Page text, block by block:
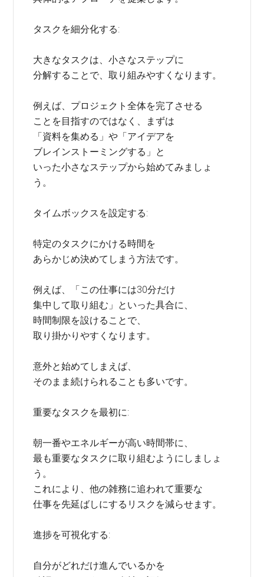
タスクを細分化する:
大きなタスクは、小さなステップに
分解することで、取り組みやすくなります。
例えば、プロジェクト全体を完了させる
ことを目指すのではなく、まずは
「資料を集める」や「アイデアを
ブレインストーミングする」と
いった小さなステップから始めてみましょ
う。
タイムボックスを設定する:
特定のタスクにかける時間を
あらかじめ決めてしまう方法です。
例えば、「この仕事には30分だけ
集中して取り組む」といった具合に、
時間制限を設けることで、
取り掛かりやすくなります。
意外と始めてしまえば、
そのまま続けられることも多いです。
重要なタスクを最初に:
朝一番やエネルギーが高い時間帯に、
最も重要なタスクに取り組むようにしましょ
う。
これにより、他の雑務に追われて重要な
仕事を先延ばしにするリスクを減らせます。
進捗を可視化する:
自分がどれだけ進んでいるかを